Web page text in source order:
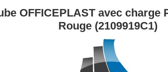
OFFICEPLAST avec charge
Rouge (2109919C1)